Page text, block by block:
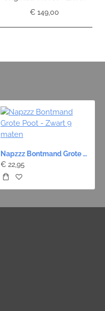
€ 149,00
Napzzz Bontmand Grote Poot - Zwart 9 maten
€ 22,95